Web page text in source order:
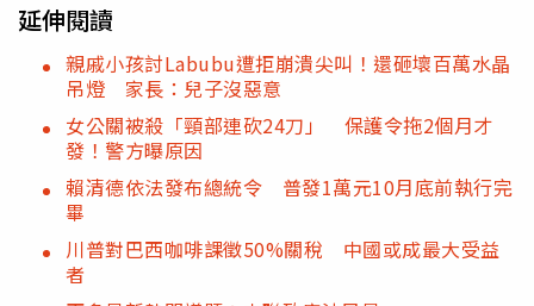
延伸閱讀
親戚小孩討Labubu遭拒崩潰尖叫！還砸壞百萬水晶
吊燈 家長：兒子沒惡意
女公關被殺「頸部連砍24刀」 保護令拖2個月才
發！警方曝原因
賴清德依法發布總統令 普發1萬元10月底前執行完
畢
川普對巴西咖啡課徵50%關稅 中國或成最大受益
者